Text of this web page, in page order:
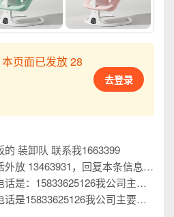
页面已发放 28
去登录
装卸队 联系我1663399
，回复本条信息，查看联系方式
和高效贴心的售后服务，以及高精尖锐的开发能力。赢得广大国内外客户一致好评，本年刚刚开发新品上市，欢迎大家进货首先联系我们，合作共赢！
和高效贴心的售后服务，以及高精尖锐的开发能力。赢得广大国内外客户一致好评，本年刚刚开发新品上市，欢迎大家进货首先联系我们，合作共赢！